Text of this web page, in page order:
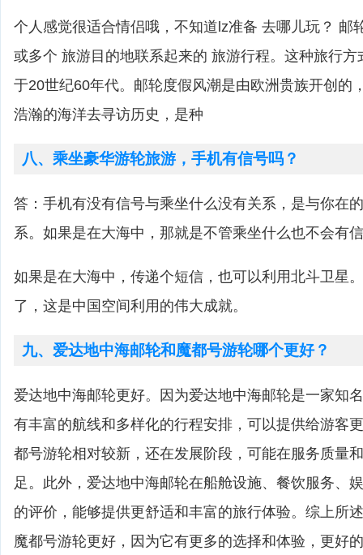
个人感觉很适合情侣哦，不知道lz准备 去哪儿玩？ 邮
或多个 旅游目的地联系起来的 旅游行程。这种旅行
于20世纪60年代。邮轮度假风潮是由欧洲贵族开创的
浩瀚的海洋去寻访历史，是种
八、乘坐豪华游轮旅游，手机有信号吗？
答：手机有没有信号与乘坐什么没有关系，是与你在
系。如果是在大海中，那就是不管乘坐什么也不会有
如果是在大海中，传递个短信，也可以利用北斗卫星
了，这是中国空间利用的伟大成就。
九、爱达地中海邮轮和魔都号游轮哪个更好？
爱达地中海邮轮更好。因为爱达地中海邮轮是一家知
有丰富的航线和多样化的行程安排，可以提供给游客
都号游轮相对较新，还在发展阶段，可能在服务质量
足。此外，爱达地中海邮轮在船舱设施、餐饮服务、
的评价，能够提供更舒适和丰富的旅行体验。综上所
魔都号游轮更好，因为它有更多的选择和体验，更好